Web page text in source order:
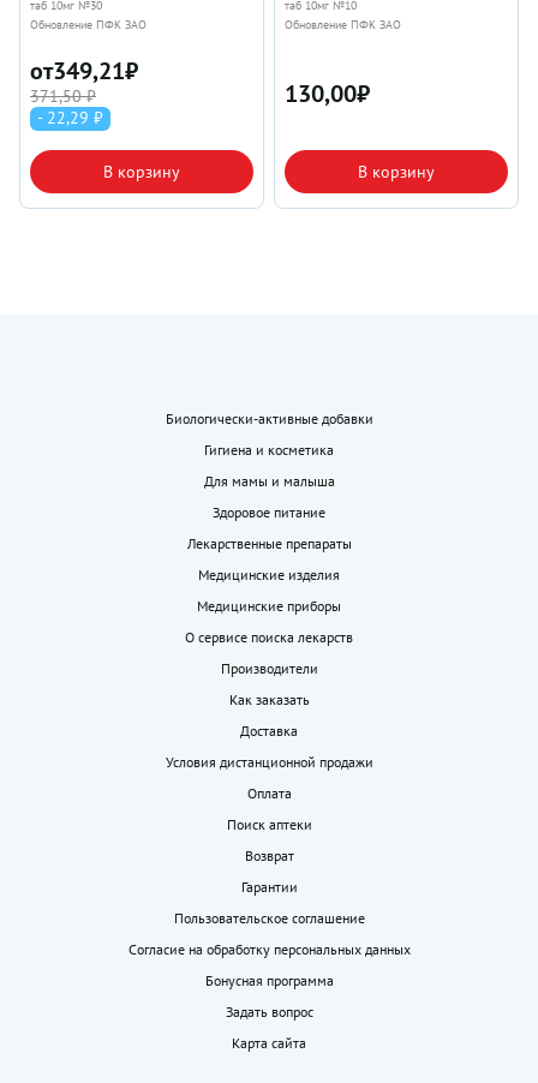
таб 10мг №30
Обновление ПФК ЗАО
от349,21₽
371,50 ₽
- 22,29 ₽
В корзину
таб 10мг №10
Обновление ПФК ЗАО
130,00₽
В корзину
Биологически-активные добавки
Гигиена и косметика
Для мамы и малыша
Здоровое питание
Лекарственные препараты
Медицинские изделия
Медицинские приборы
О сервисе поиска лекарств
Производители
Как заказать
Доставка
Условия дистанционной продажи
Оплата
Поиск аптеки
Возврат
Гарантии
Пользовательское соглашение
Согласие на обработку персональных данных
Бонусная программа
Задать вопрос
Карта сайта